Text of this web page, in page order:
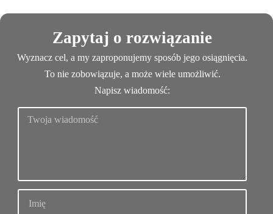
Zapytaj o rozwiązanie
Wyznacz cel, a my zaproponujemy sposób jego osiągnięcia.
To nie zobowiązuje, a może wiele umożliwić.
Napisz wiadomość: